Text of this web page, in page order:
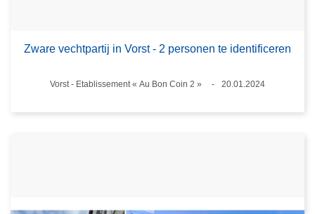
Zware vechtpartij in Vorst - 2 personen te identificeren
Plaats
Vorst - Etablissement « Au Bon Coin 2 »
20.01.2024